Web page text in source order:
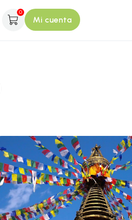
0
Mi cuenta